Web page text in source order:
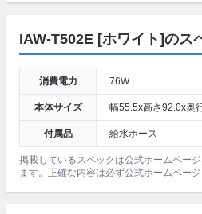
IAW-T502E [ホワイト]のス
消費電力 76W
本体サイズ 幅55.5x高さ92.0x奥
付属品 給水ホース
掲載しているスペックは公式ホームペー
ます。正確な内容は必ず公式ホームページ